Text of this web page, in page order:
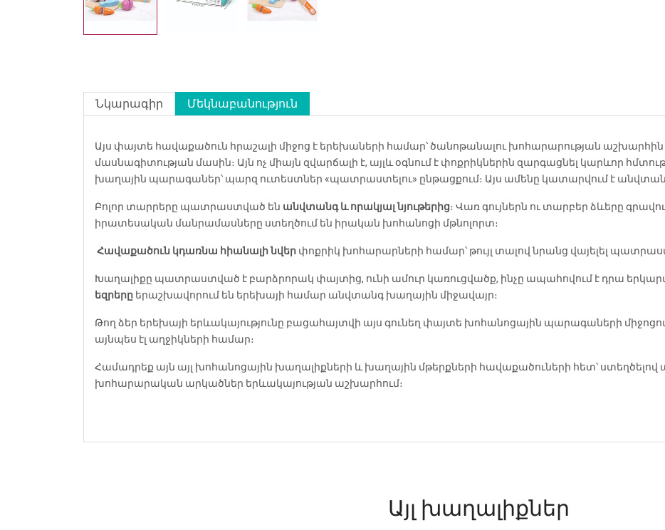
Նկարագիր Մեկնաբանություն
Այս փայտե հավաքածուն հրաշալի միջոց է երեխաների համար՝ ծանոթանալու խոհարարության
մասնագիտության մասին։ Այն ոչ միայն զվարճալի է, այլև օգնում է փոքրիկներին զարգացնել կարևոր
խաղային պարագաներ՝ պարզ ուտեստներ «պատրաստելու» ընթացքում։ Այս ամենը կատարվում է
Բոլոր տարրերը պատրաստված են անվտանգ և որակյալ նյութերից։ Վառ գույներն ու տարբեր ձևերը
իրատեսական մանրամասները ստեղծում են իրական խոհանոցի մթնոլորտ։
Հավաքածուն կդառնա հիանալի նվեր փոքրիկ խոհարարների համար՝ թույլ տալով նրանց վայելել
Խաղալիքը պատրաստված է բարձրորակ փայտից, ունի ամուր կառուցվածք, ինչը ապահովում է դրա
եզրերը երաշխավորում են երեխայի համար անվտանգ խաղային միջավայր։
Թող ձեր երեխայի երևակայությունը բացահայտվի այս գունեղ փայտե խոհանոցային պարագաների
այնպես էլ աղջիկների համար։
Համադրեք այն այլ խոհանոցային խաղալիքների և խաղային մթերքների հավաքածուների հետ՝ ստեղծելով
խոհարարական արկածներ երևակայության աշխարհում։
Այլ խաղալիքներ